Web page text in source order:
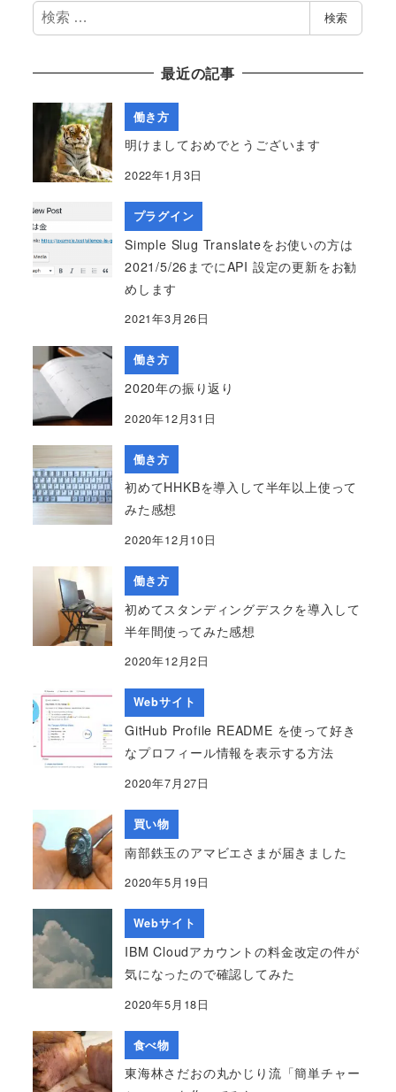
検
索
検索
最近の記事
働き方
明けましておめでとうございます
2022年1月3日
プラグイン
Simple Slug Translateをお使いの方は
2021/5/26までにAPI 設定の更新をお勧
めします
2021年3月26日
働き方
2020年の振り返り
2020年12月31日
働き方
初めてHHKBを導入して半年以上使って
みた感想
2020年12月10日
働き方
初めてスタンディングデスクを導入して
半年間使ってみた感想
2020年12月2日
Webサイト
GitHub Profile README を使って好き
なプロフィール情報を表示する方法
2020年7月27日
買い物
南部鉄玉のアマビエさまが届きました
2020年5月19日
Webサイト
IBM Cloudアカウントの料金改定の件が
気になったので確認してみた
2020年5月18日
食べ物
東海林さだおの丸かじり流「簡単チャー